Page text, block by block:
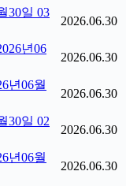
30일 03
2026.06.30
년06
2026.06.30
년06월
2026.06.30
30일 02
2026.06.30
년06월
2026.06.30